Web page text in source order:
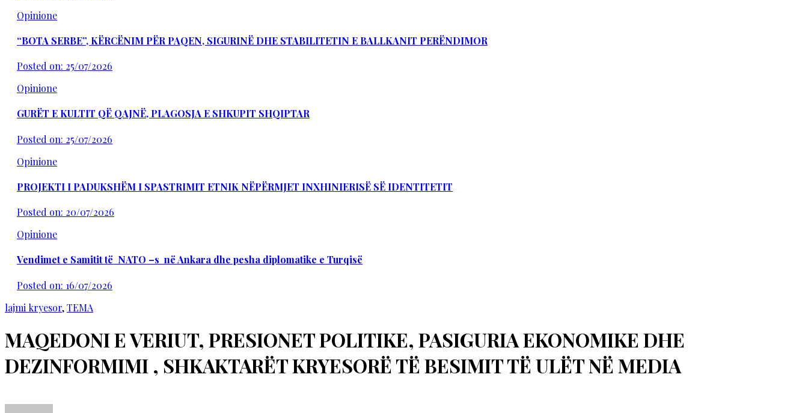
Opinione
“BOTA SERBE”, KËRCËNIM PËR PAQEN, SIGURINË DHE STABILITETIN E BALLKANIT PERËNDIMOR
Posted on: 25/07/2026
Opinione
GURËT E KULTIT QË QAJNË, PLAGOSJA E SHKUPIT SHQIPTAR
Posted on: 25/07/2026
Opinione
PROJEKTI I PADUKSHËM I SPASTRIMIT ETNIK NËPËRMJET INXHINIERISË SË IDENTITETIT
Posted on: 20/07/2026
Opinione
Vendimet e Samitit të NATO –s në Ankara dhe pesha diplomatike e Turqisë
Posted on: 16/07/2026
lajmi kryesor,TEMA
MAQEDONI E VERIUT, PRESIONET POLITIKE, PASIGURIA EKONOMIKE DHE
DEZINFORMIMI , SHKAKTARËT KRYESORË TË BESIMIT TË ULËT NË MEDIA